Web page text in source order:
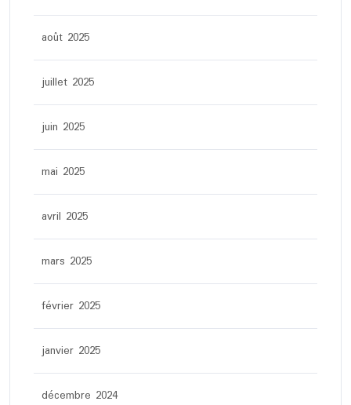
août 2025
juillet 2025
juin 2025
mai 2025
avril 2025
mars 2025
février 2025
janvier 2025
décembre 2024